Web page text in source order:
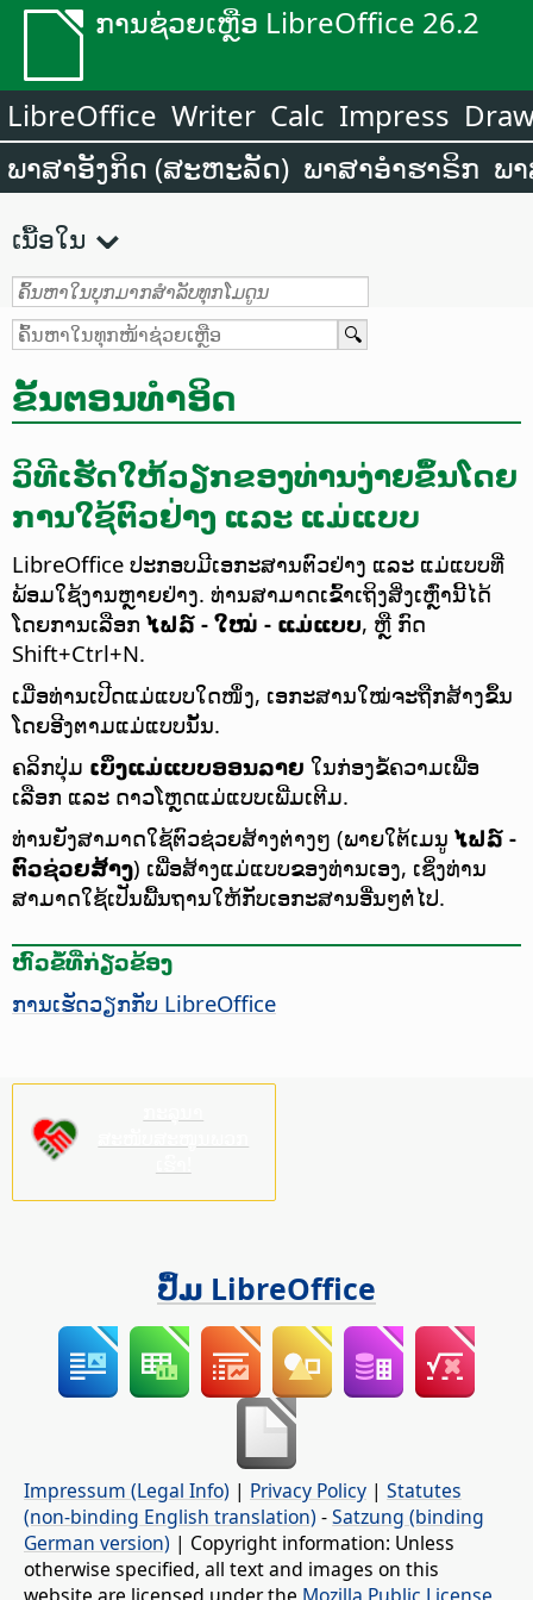
ການຊ່ວຍເຫຼືອ LibreOffice 26.2
LibreOffice Writer Calc Impress
ພາສາອັງກິດ (ສະຫະລັດ) ພາສາອຳຮາຣິກ ພ
ເນື້ອໃນ
ຂັ້ນຕອນທຳອິດ
ວິທີເຮັດໃຫ້ວຽກຂອງທ່ານງ່າຍຂຶ້ນໂດຍ
ການໃຊ້ຕົວຢ່າງ ແລະ ແມ່ແບບ
LibreOffice ປະກອບມີເອກະສານຕົວຢ່າງ ແລະ ແມ່ແບບທີ່
ພ້ອມໃຊ້ງານຫຼາຍຢ່າງ. ທ່ານສາມາດເຂົ້າເຖິງສິ່ງເຫຼົ່ານີ້ໄດ້
ໂດຍການເລືອກ ໄຟລ໌ - ໃໝ່ - ແມ່ແບບ, ຫຼື ກົດ
Shift+Ctrl+N.
ເມື່ອທ່ານເປີດແມ່ແບບໃດໜຶ່ງ, ເອກະສານໃໝ່ຈະຖືກສ້າງຂຶ້ນ
ໂດຍອີງຕາມແມ່ແບບນັ້ນ.
ຄລິກປຸ່ມ ເບິ່ງແມ່ແບບອອນລາຍ ໃນກ່ອງຂໍ້ຄວາມເພື່ອ
ເລືອກ ແລະ ດາວໂຫຼດແມ່ແບບເພີ່ມເຕີມ.
ທ່ານຍັງສາມາດໃຊ້ຕົວຊ່ວຍສ້າງຕ່າງໆ (ພາຍໃຕ້ເມນູ ໄຟລ໌ -
ຕົວຊ່ວຍສ້າງ) ເພື່ອສ້າງແມ່ແບບຂອງທ່ານເອງ, ເຊິ່ງທ່ານ
ສາມາດໃຊ້ເປັນພື້ນຖານໃຫ້ກັບເອກະສານອື່ນໆຕໍ່ໄປ.
ຫົວຂໍ້ທີ່ກ່ຽວຂ້ອງ
ການເຮັດວຽກກັບ LibreOffice
ປຶ້ມ LibreOffice
Impressum (Legal Info) | Privacy Policy | Statutes
(non-binding English translation) -Satzung (binding
German version) | Copyright information: Unless
otherwise specified, all text and images on this